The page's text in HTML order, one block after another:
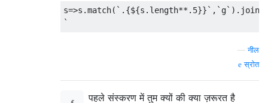
s=>s.match(`.{${s.length**.5}}`,`g`).join`
—नील
स्रोत
पहले संस्करण में तुम क्यों की क्या ज़रूरत है